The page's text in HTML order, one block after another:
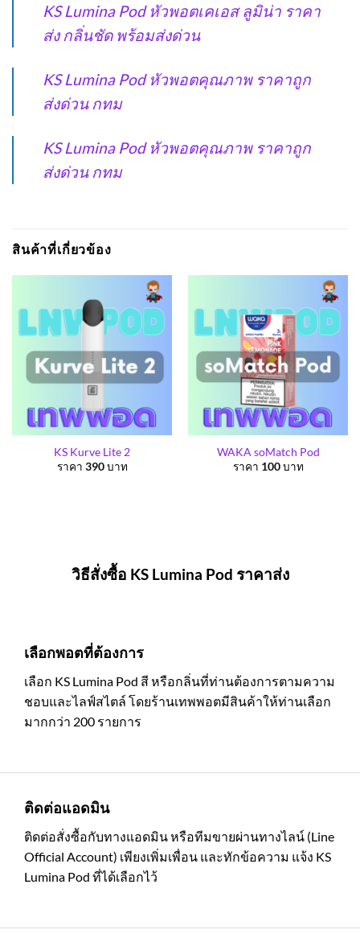
KS Lumina Pod หัวพอตเคเอส ลูมิน่า ราคา
ส่ง กลิ่นชัด พร้อมส่งด่วน
KS Lumina Pod หัวพอตคุณภาพ ราคาถูก
ส่งด่วน กทม
KS Lumina Pod หัวพอตคุณภาพ ราคาถูก
ส่งด่วน กทม
สินค้าที่เกี่ยวข้อง
KS Kurve Lite 2
ราคา 390บาท
WAKA soMatch Pod
ราคา 100บาท
วิธีสั่งซื้อ KS Lumina Pod ราคาส่ง
เลือกพอตที่ต้องการ
เลือก KS Lumina Pod สี หรือกลิ่นที่ท่านต้องการตามความ
ชอบและไลฟ์สไตล์ โดยร้านเทพพอตมีสินค้าให้ท่านเลือก
มากกว่า 200 รายการ
ติดต่อแอดมิน
ติดต่อสั่งซื้อกับทางแอดมิน หรือทีมขายผ่านทางไลน์ (Line
Official Account) เพียงเพิ่มเพื่อน และทักข้อความ แจ้ง KS
Lumina Pod ที่ได้เลือกไว้